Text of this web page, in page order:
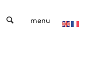
menu